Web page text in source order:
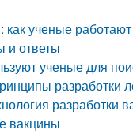
как ученые
и ответы
ученые для
разработки
разработки
вакцины